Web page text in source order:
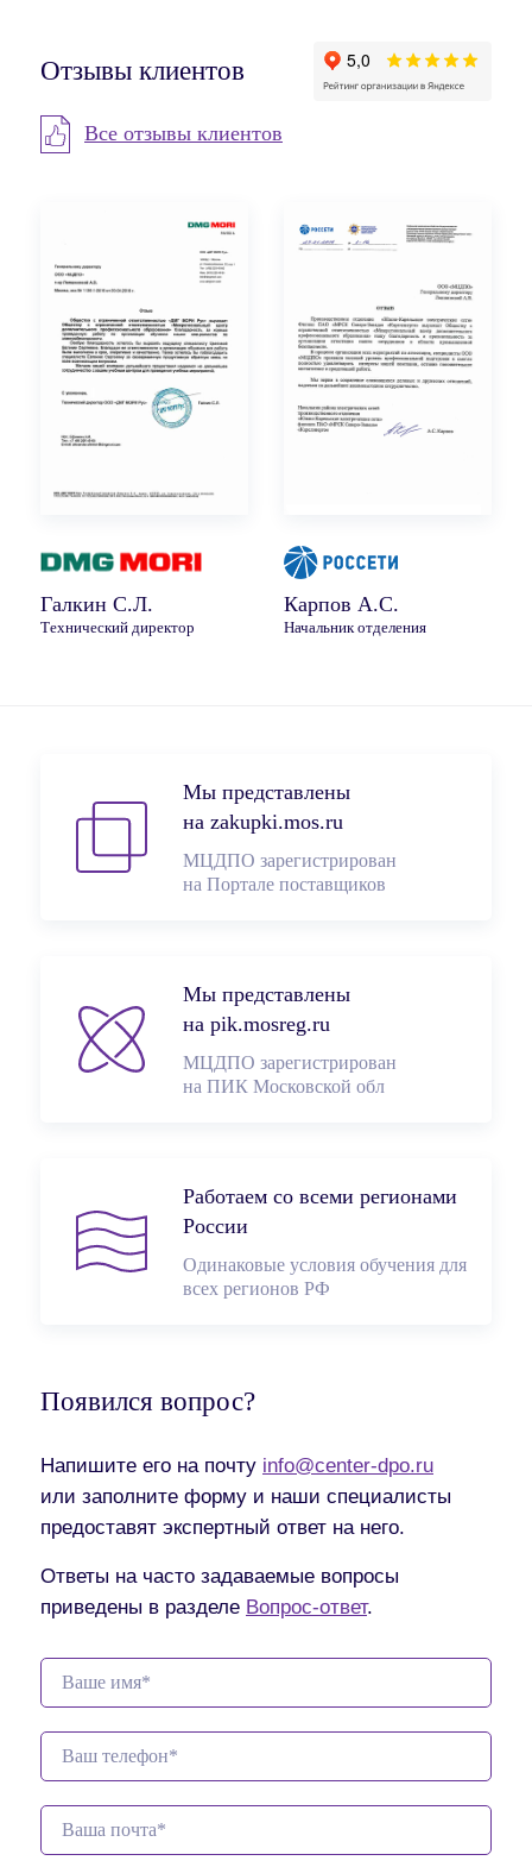
Отзывы клиентов
Все отзывы клиентов
Галкин С.Л.
Технический директор
Карпов А.С.
Начальник отделения
Мы представлены
на zakupki.mos.ru
МЦДПО зарегистрирован
на Портале поставщиков
Мы представлены
на pik.mosreg.ru
МЦДПО зарегистрирован
на ПИК Московской обл
Работаем со всеми регионами
России
Одинаковые условия обучения для
всех регионов РФ
Появился вопрос?
Напишите его на почту info@center-dpo.ru
или заполните форму и наши специалисты
предоставят экспертный ответ на него.
Ответы на часто задаваемые вопросы
приведены в разделе Вопрос-ответ.